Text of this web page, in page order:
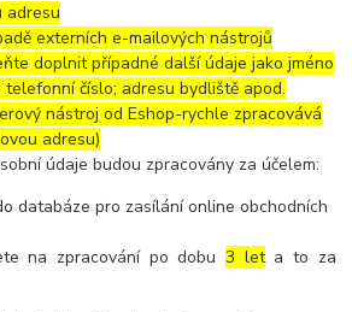
adresu
externích e-mailových nástrojů
doplnit případné další údaje jako jméno
telefonní číslo; adresu bydliště apod.
nástroj od Eshop-rychle zpracovává
adresu)
údaje budou zpracovány za účelem:
databáze pro zasílání online obchodních
na zpracování po dobu3 leta to za